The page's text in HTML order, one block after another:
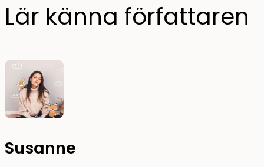
Lär känna författaren
Susanne